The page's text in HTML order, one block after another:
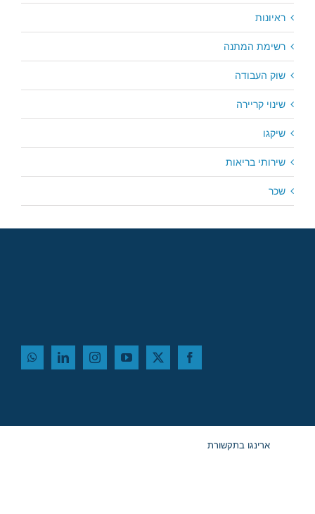
ראיונות
רשימת המתנה
שוק העבודה
שינוי קריירה
שיקגו
שירותי בריאות
שכר
ארינגו בתקשורת